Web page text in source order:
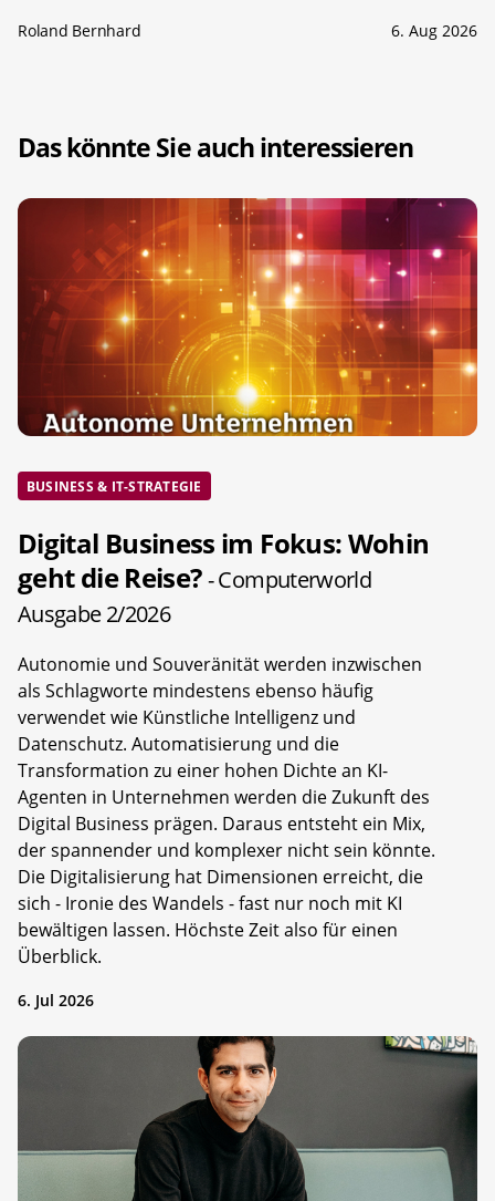
Roland Bernhard 6. Aug 2026
Das könnte Sie auch interessieren
BUSINESS & IT-STRATEGIE
Digital Business im Fokus: Wohin
geht die Reise?- Computerworld
Ausgabe 2/2026
Autonomie und Souveränität werden inzwischen
als Schlagworte mindestens ebenso häufig
verwendet wie Künstliche Intelligenz und
Datenschutz. Automatisierung und die
Transformation zu einer hohen Dichte an KI-
Agenten in Unternehmen werden die Zukunft des
Digital Business prägen. Daraus entsteht ein Mix,
der spannender und komplexer nicht sein könnte.
Die Digitalisierung hat Dimensionen erreicht, die
sich - Ironie des Wandels - fast nur noch mit KI
bewältigen lassen. Höchste Zeit also für einen
Überblick.
6. Jul 2026